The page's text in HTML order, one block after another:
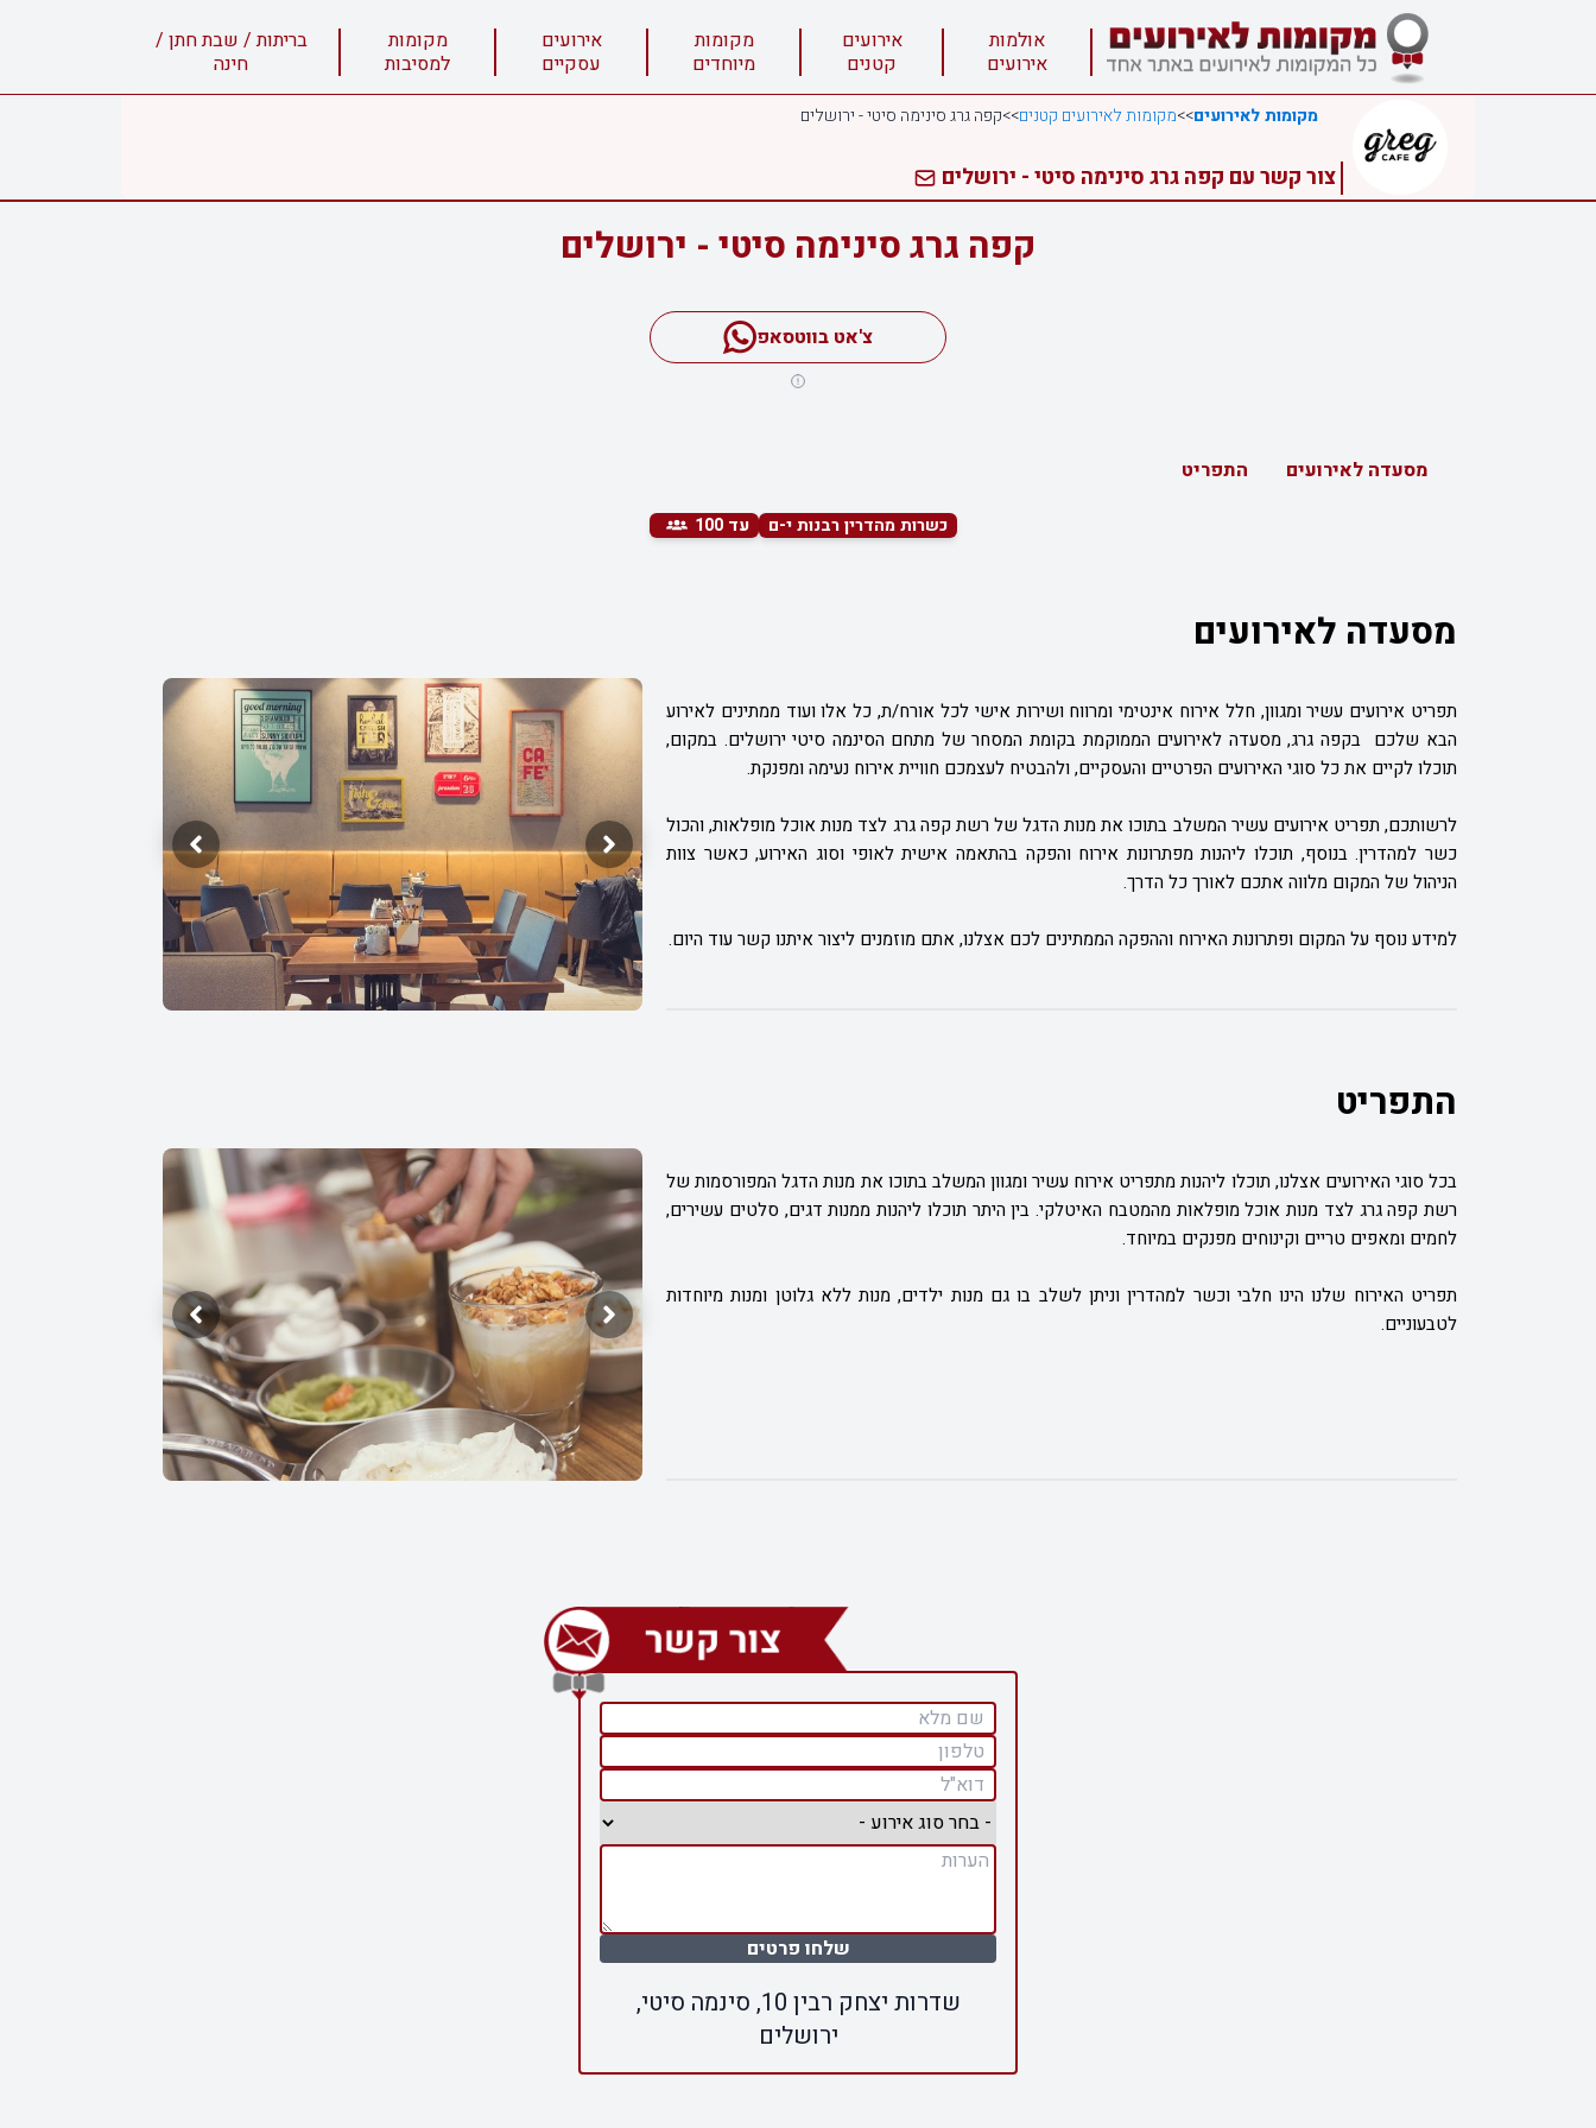
אולמות
אירועים
אירועים
קטנים
מקומות
מיוחדים
אירועים
עסקיים
מקומות
למסיבות
בריתות / שבת חתן /
חינה
מקומות לאירועים>>מקומות לאירועים קטנים>>קפה גרג סינימה סיטי - ירושלים
צור קשר עם קפה גרג סינימה סיטי - ירושלים
קפה גרג סינימה סיטי - ירושלים
צ'אט בווטסאפ
מסעדה לאירועים התפריט
כשרות מהדרין רבנות י-ם עד 100
מסעדה לאירועים
תפריט אירועים עשיר ומגוון, חלל אירוח אינטימי ומרווח ושירות אישי לכל אורח/ת, כל אלו ועוד ממתינים לאירוע
הבא שלכם בקפה גרג, מסעדה לאירועים הממוקמת בקומת המסחר של מתחם הסינמה סיטי ירושלים. במקום,
תוכלו לקיים את כל סוגי האירועים הפרטיים והעסקיים, ולהבטיח לעצמכם חוויית אירוח נעימה ומפנקת.
לרשותכם, תפריט אירועים עשיר המשלב בתוכו את מנות הדגל של רשת קפה גרג לצד מנות אוכל מופלאות, והכול
כשר למהדרין. בנוסף, תוכלו ליהנות מפתרונות אירוח והפקה בהתאמה אישית לאופי וסוג האירוע, כאשר צוות
הניהול של המקום מלווה אתכם לאורך כל הדרך.
למידע נוסף על המקום ופתרונות האירוח וההפקה הממתינים לכם אצלנו, אתם מוזמנים ליצור איתנו קשר עוד היום.
התפריט
בכל סוגי האירועים אצלנו, תוכלו ליהנות מתפריט אירוח עשיר ומגוון המשלב בתוכו את מנות הדגל המפורסמות של
רשת קפה גרג לצד מנות אוכל מופלאות מהמטבח האיטלקי. בין היתר תוכלו ליהנות ממנות דגים, סלטים עשירים,
לחמים ומאפים טריים וקינוחים מפנקים במיוחד.
תפריט האירוח שלנו הינו חלבי וכשר למהדרין וניתן לשלב בו גם מנות ילדים, מנות ללא גלוטן ומנות מיוחדות
לטבעוניים.
שלחו פרטים
שדרות יצחק רבין 10, סינמה סיטי,
ירושלים